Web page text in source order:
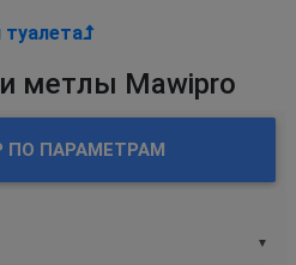
метлы Mawipro
ПАРАМЕТРАМ
▼